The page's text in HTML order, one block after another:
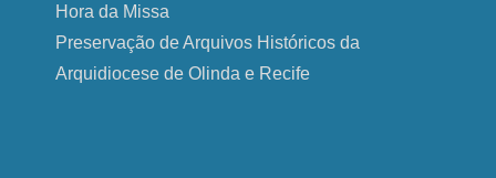
Hora da Missa
Preservação de Arquivos Históricos da
Arquidiocese de Olinda e Recife